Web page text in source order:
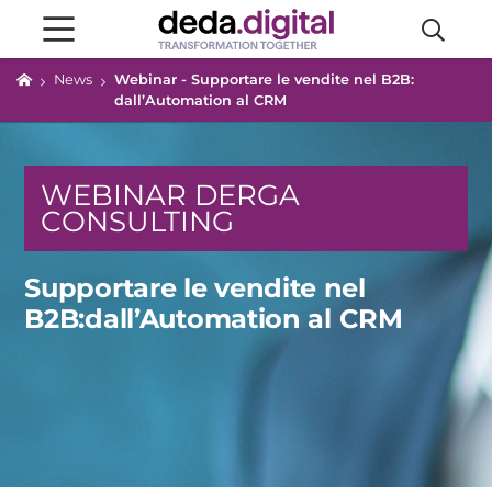
News
Webinar - Supportare le vendite nel B2B:
dall’Automation al CRM
WEBINAR DERGA
CONSULTING
Supportare le vendite nel
B2B:dall’Automation al CRM